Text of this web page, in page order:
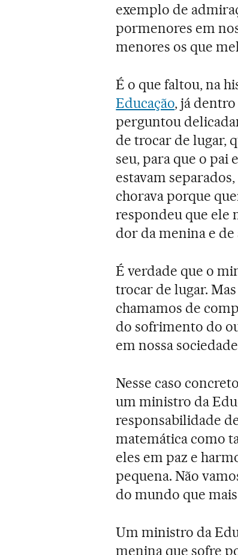
exemplo de
pormenores em
menores os que
É o que faltou, na
Educação, já
perguntou
de trocar de lugar,
seu, para que o pai
estavam
chorava porque
respondeu que ele
dor da menina e de
É verdade que o
trocar de lugar.
chamamos de
do sofrimento do
em nossa
Nesse caso
um ministro da
responsabilidade
matemática como
eles em paz e
pequena. Não
do mundo que
Um ministro da
menina que sofre